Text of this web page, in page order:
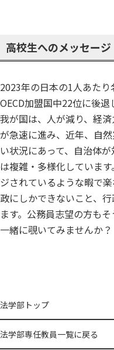
高校生へのメッセージ
2023年の日本の1人あたり
OECD加盟国中22位に後
我が国は、人が減り、経
が急速に進み、近年、自
い状況にあって、自治体
は複雑・多様化していま
ジされているような暇で
政にしかできないこと、
ます。公務員志望の方も
一緒に覗いてみませんか？
法学部トップ
法学部専任教員一覧に戻る